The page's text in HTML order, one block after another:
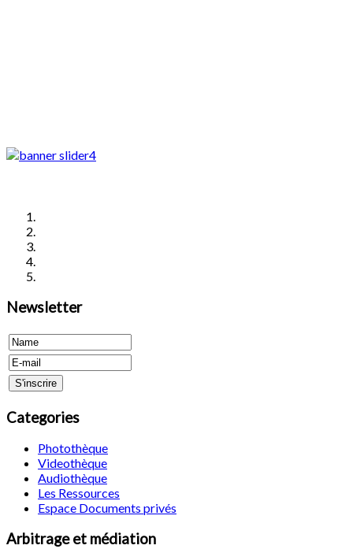
Newsletter
Categories
Photothèque
Videothèque
Audiothèque
Les Ressources
Espace Documents privés
Arbitrage et médiation